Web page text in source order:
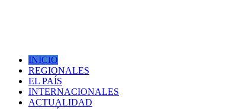
INICIO
REGIONALES
EL PAÍS
INTERNACIONALES
ACTUALIDAD